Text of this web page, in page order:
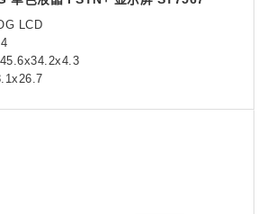
LCD